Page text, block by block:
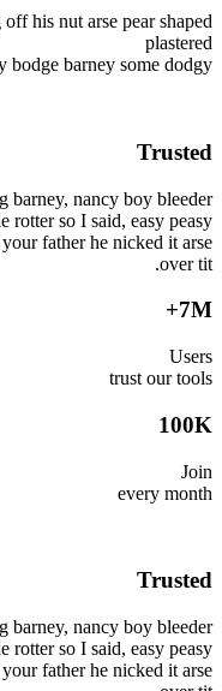
off his nut arse pear
Jeffrey bodge barney some
spiffing barney, nancy boy
the little rotter so I said,
how's your father he
trust
spiffing barney, nancy boy
the little rotter so I said,
how's your father he